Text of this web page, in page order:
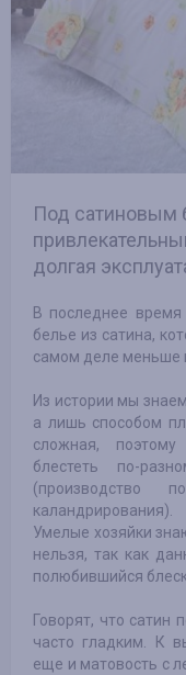
Под сатиновым
долгая
В последнее время
белье из сатина,
самом деле меньше
Из истории мы
а лишь способом
сложная,
блестеть по-
(производство
каландрирования).
Умелые хозяйки
нельзя, так как
полюбившийся
Говорят, что сатин
часто гладким. К
еще и матовость с